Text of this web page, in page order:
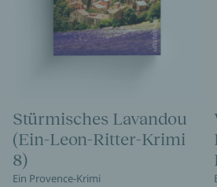
Stürmisches Lavandou
(Ein-Leon-Ritter-Krimi
8)
Ein Provence-Krimi